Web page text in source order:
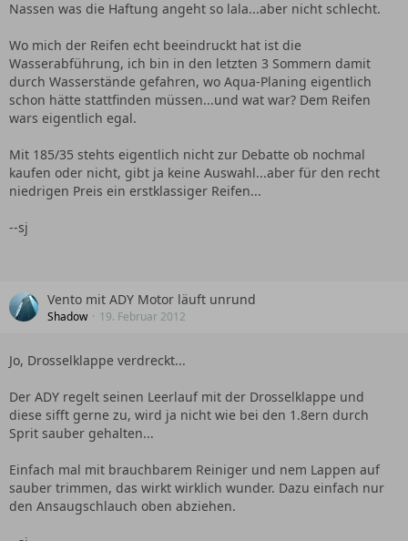
Nassen was die Haftung angeht so lala...aber nicht schlecht.
Wo mich der Reifen echt beeindruckt hat ist die
Wasserabführung, ich bin in den letzten 3 Sommern damit
durch Wasserstände gefahren, wo Aqua-Planing eigentlich
schon hätte stattfinden müssen...und wat war? Dem Reifen
wars eigentlich egal.
Mit 185/35 stehts eigentlich nicht zur Debatte ob nochmal
kaufen oder nicht, gibt ja keine Auswahl...aber für den recht
niedrigen Preis ein erstklassiger Reifen...
--sj
Vento mit ADY Motor läuft unrund
Shadow 19. Februar 2012
Jo, Drosselklappe verdreckt...
Der ADY regelt seinen Leerlauf mit der Drosselklappe und
diese sifft gerne zu, wird ja nicht wie bei den 1.8ern durch
Sprit sauber gehalten...
Einfach mal mit brauchbarem Reiniger und nem Lappen auf
sauber trimmen, das wirkt wirklich wunder. Dazu einfach nur
den Ansaugschlauch oben abziehen.